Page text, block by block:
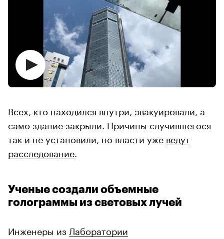
Всех, кто находился внутри, эвакуировали, а
само здание закрыли. Причины случившегося
так и не установили, но власти уже ведут
расследование
Ученые создали объемные
голограммы из световых лучей
Инженеры из Лаборатории